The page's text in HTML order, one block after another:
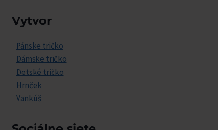
Vytvor
Pánske tričko
Dámske tričko
Detské tričko
Hrnček
Vankúš